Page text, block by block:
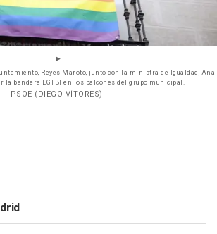
Reyes Maroto, junto con la ministra de Igualdad, Ana
la bandera LGTBI en los balcones del grupo municipal.
- PSOE (DIEGO VÍTORES)